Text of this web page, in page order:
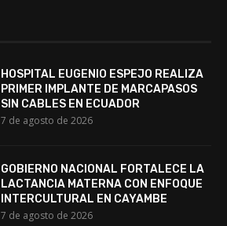
HOSPITAL EUGENIO ESPEJO REALIZA
PRIMER IMPLANTE DE MARCAPASOS
SIN CABLES EN ECUADOR
7 de agosto de 2026
GOBIERNO NACIONAL FORTALECE LA
LACTANCIA MATERNA CON ENFOQUE
INTERCULTURAL EN CAYAMBE
7 de agosto de 2026